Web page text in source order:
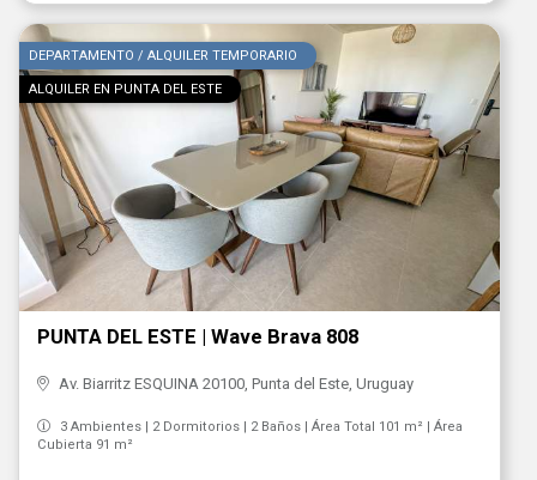
DEPARTAMENTO / ALQUILER TEMPORARIO
ALQUILER EN PUNTA DEL ESTE
PUNTA DEL ESTE | Wave Brava 808
Av. Biarritz ESQUINA 20100, Punta del Este, Uruguay
3 Ambientes | 2 Dormitorios | 2 Baños | Área Total 101 m² | Área
Cubierta 91 m²